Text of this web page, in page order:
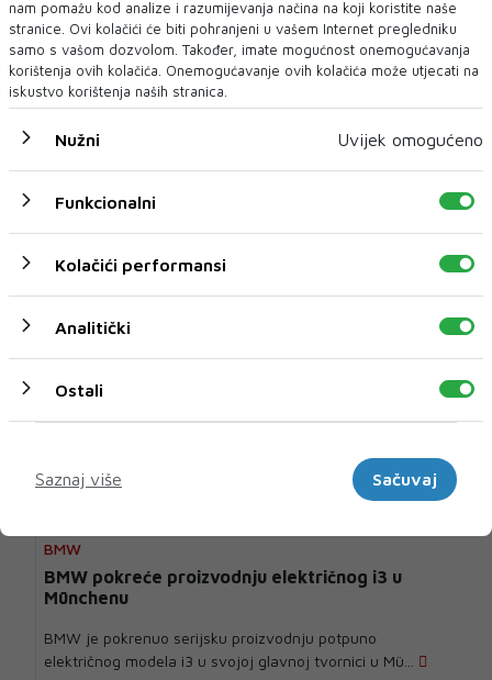
AUTO
BMW
BMW pokreće proizvodnju električnog i3 u
Münchenu
BMW je pokrenuo serijsku proizvodnju potpuno
električnog modela i3 u svojoj glavnoj tvornici u Mü...
nam pomažu kod analize i razumijevanja načina na koji koristite naše
stranice. Ovi kolačići će biti pohranjeni u vašem Internet pregledniku
samo s vašom dozvolom. Također, imate mogućnost onemogućavanja
korištenja ovih kolačića. Onemogućavanje ovih kolačića može utjecati na
iskustvo korištenja naših stranica.
Nužni Uvijek omogućeno
Funkcionalni
Kolačići performansi
Analitički
Ostali
Saznaj više
Sačuvaj